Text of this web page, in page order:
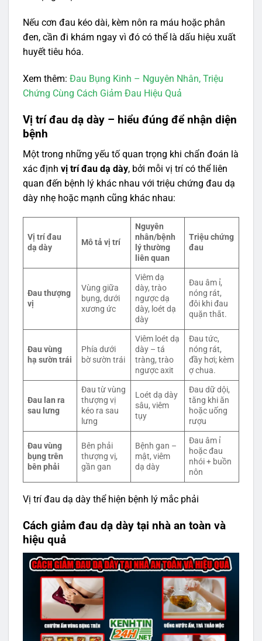
Nếu cơn đau kéo dài, kèm nôn ra máu hoặc phân
đen, cần đi khám ngay vì đó có thể là dấu hiệu xuất
huyết tiêu hóa.
Xem thêm: Đau Bụng Kinh – Nguyên Nhân, Triệu
Chứng Cùng Cách Giảm Đau Hiệu Quả
Vị trí đau dạ dày – hiểu đúng để nhận diện
bệnh
Một trong những yếu tố quan trọng khi chẩn đoán là
xác định vị trí đau dạ dày, bởi mỗi vị trí có thể liên
quan đến bệnh lý khác nhau với triệu chứng đau dạ
dày nhẹ hoặc mạnh cũng khác nhau:
Vị trí đau
dạ dày
Mô tả vị trí
Nguyên
nhân/bệnh
lý thường
liên quan
Triệu chứng
đau
Đau thượng
vị
Vùng giữa
bụng, dưới
xương ức
Viêm dạ
dày, trào
ngược dạ
dày, loét dạ
dày
Đau âm ỉ,
nóng rát,
đôi khi đau
quặn thắt.
Đau vùng
hạ sườn trái
Phía dưới
bờ sườn trái
Viêm loét dạ
dày – tá
tràng, trào
ngược axit
Đau tức,
nóng rát,
đầy hơi; kèm
ợ chua.
Đau lan ra
sau lưng
Đau từ vùng
thượng vị
kéo ra sau
lưng
Loét dạ dày
sâu, viêm
tụy
Đau dữ dội,
tăng khi ăn
hoặc uống
rượu
Đau vùng
bụng trên
bên phải
Bên phải
thượng vị,
gần gan
Bệnh gan –
mật, viêm
dạ dày
Đau âm ỉ
hoặc đau
nhói + buồn
nôn
Vị trí đau dạ dày thể hiện bệnh lý mắc phải
Cách giảm đau dạ dày tại nhà an toàn và
hiệu quả